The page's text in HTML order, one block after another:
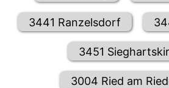
3441 Ranzelsdorf
3451
3004 Ried am